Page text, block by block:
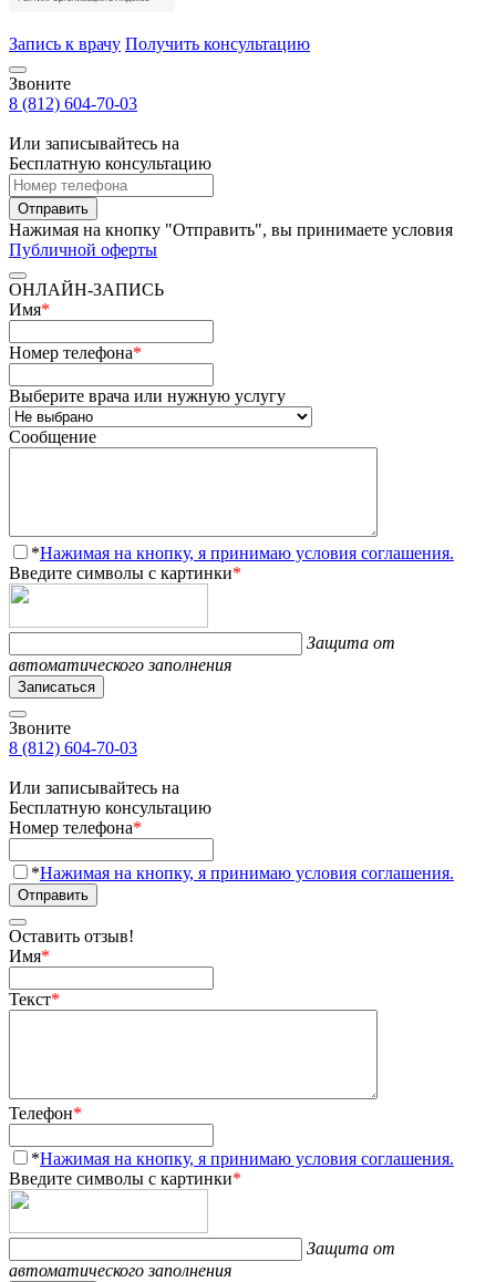
Запись к врачу Получить консультацию
Звоните
8 (812) 604-70-03
Или записывайтесь на
Бесплатную консультацию
Отправить
Нажимая на кнопку "Отправить", вы принимаете условия
Публичной оферты
ОНЛАЙН-ЗАПИСЬ
Имя*
Номер телефона*
Выберите врача или нужную услугу
Сообщение
*Нажимая на кнопку, я принимаю условия соглашения.
Введите символы с картинки*
Защита от
автоматического заполнения
Записаться
Звоните
8 (812) 604-70-03
Или записывайтесь на
Бесплатную консультацию
Номер телефона*
*Нажимая на кнопку, я принимаю условия соглашения.
Отправить
Оставить отзыв!
Имя*
Текст*
Телефон*
*Нажимая на кнопку, я принимаю условия соглашения.
Введите символы с картинки*
Защита от
автоматического заполнения